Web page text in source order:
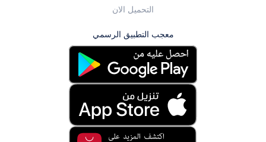
التحميل الان
معجب التطبيق الرسمي